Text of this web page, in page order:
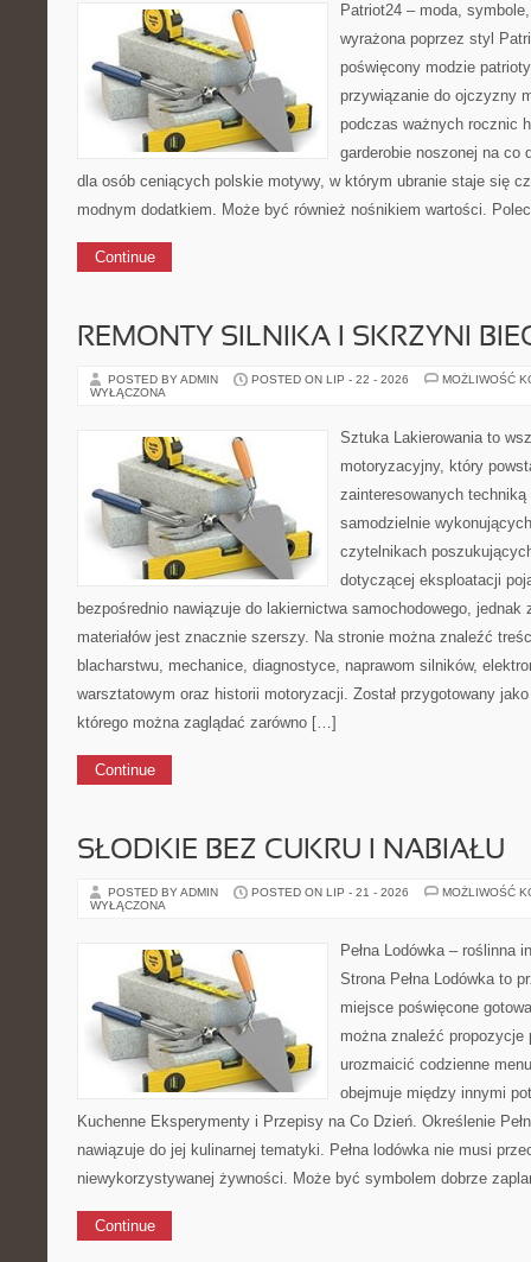
Patriot24 – moda,
wyrażona poprzez styl
poświęcony modzie
przywiązanie do ojczyzny
podczas ważnych rocznic
garderobie noszonej na co
dla osób ceniących polskie motywy, w którym ubranie staje się
modnym dodatkiem. Może być również nośnikiem wartości.
Continue
REMONTY SILNIKA I SKRZYNI
POSTED BY ADMIN POSTED ON LIP - 22 - 2026
MOŻLIWOŚĆ
WYŁĄCZONA
Sztuka Lakierowania to
motoryzacyjny, który
zainteresowanych
samodzielnie
czytelnikach
dotyczącej eksploatacji
bezpośrednio nawiązuje do lakiernictwa samochodowego, jednak
materiałów jest znacznie szerszy. Na stronie można znaleźć
blacharstwu, mechanice, diagnostyce, naprawom silników,
warsztatowym oraz historii motoryzacji. Został przygotowany
którego można zaglądać zarówno […]
Continue
SŁODKIE BEZ CUKRU I NABIAŁU
POSTED BY ADMIN POSTED ON LIP - 21 - 2026
MOŻLIWOŚĆ
WYŁĄCZONA
Pełna Lodówka – roślinna
Strona Pełna Lodówka to
miejsce poświęcone
można znaleźć propozycje
urozmaicić codzienne
obejmuje między innymi
Kuchenne Eksperymenty i Przepisy na Co Dzień. Określenie
nawiązuje do jej kulinarnej tematyki. Pełna lodówka nie musi
niewykorzystywanej żywności. Może być symbolem dobrze
Continue